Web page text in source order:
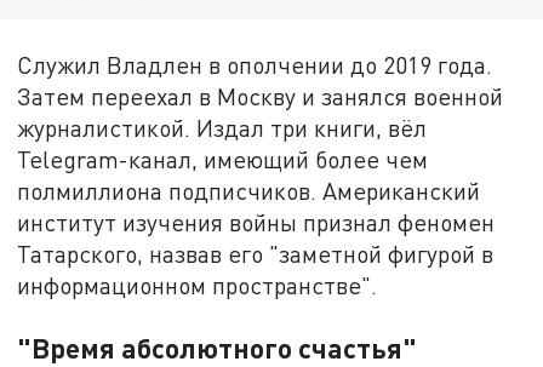
Служил Владлен в ополчении до 2019 года.
Затем переехал в Москву и занялся военной
журналистикой. Издал три книги, вёл
Telegram-канал, имеющий более чем
полмиллиона подписчиков. Американский
институт изучения войны признал феномен
Татарского, назвав его "заметной фигурой в
информационном пространстве".
"Время абсолютного счастья"